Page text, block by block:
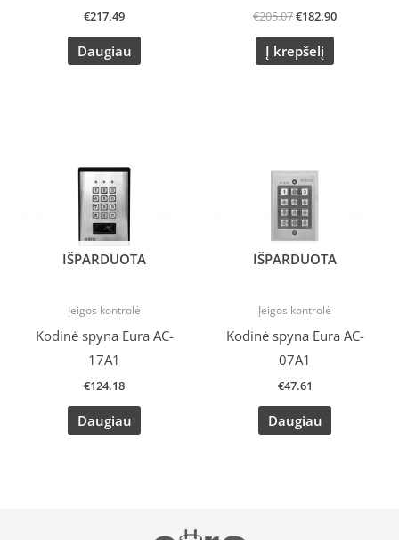
€217.49
Daugiau
€205.07€182.90
Į krepšelį
IŠPARDUOTA
Įeigos kontrolė
Kodinė spyna Eura AC-
17A1
€124.18
Daugiau
IŠPARDUOTA
Įeigos kontrolė
Kodinė spyna Eura AC-
07A1
€47.61
Daugiau